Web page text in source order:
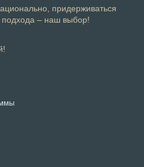
придерживаться
подхода – наш выбор!
Откроется